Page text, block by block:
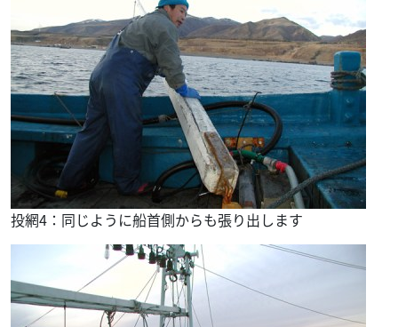
投網4：同じように船首側からも張り出します